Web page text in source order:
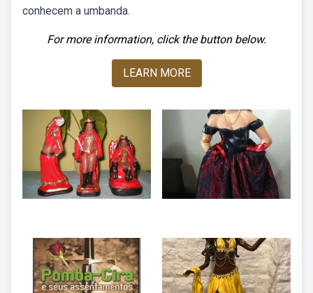
conhecem a umbanda.
For more information, click the button below.
LEARN MORE